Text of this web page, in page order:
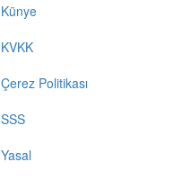
Künye
KVKK
Çerez Politikası
SSS
Yasal